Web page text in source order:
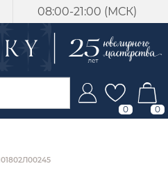
08:00-21:00 (МСК)
0 0
с